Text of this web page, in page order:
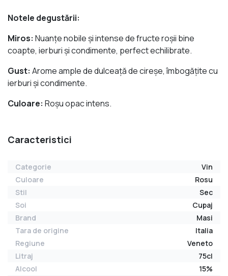
Notele degustării:
Miros: Nuanțe nobile și intense de fructe roșii bine
coapte, ierburi și condimente, perfect echilibrate.
Gust: Arome ample de dulceață de cireșe, îmbogățite cu
ierburi și condimente.
Culoare: Roșu opac intens.
Caracteristici
Categorie
Vin
Culoare
Rosu
Stil
Sec
Soi
Cupaj
Brand
Masi
Tara de origine
Italia
Regiune
Veneto
Litraj
75cl
Alcool
15%